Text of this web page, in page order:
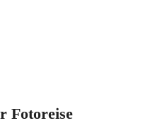
Fotoreise